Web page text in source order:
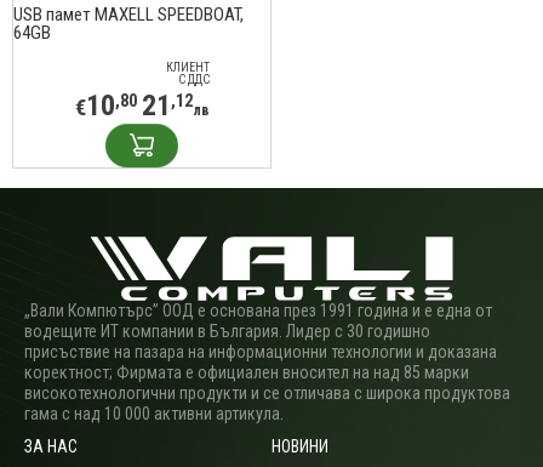
USB памет MAXELL SPEEDBOAT,
64GB
КЛИЕНТ
С ДДС
€10,80 21 ,12лв
„Вали Компютърс” ООД е основана през 1991 година и е една от
водещите ИТ компании в България. Лидер с 30 годишно
присъствие на пазара на информационни технологии и доказана
коректност; Фирмата е официален вносител на над 85 марки
високотехнологични продукти и се отличава с широка продуктова
гама с над 10 000 активни артикула.
ЗА НАС
НОВИНИ